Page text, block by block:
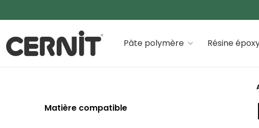
Cernit Une qualité haut de gamme pour des créations premiums
Pâte polymère Résine
Matière compatible